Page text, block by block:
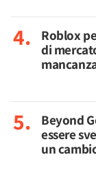
Roblox
di
Beyond
essere
un